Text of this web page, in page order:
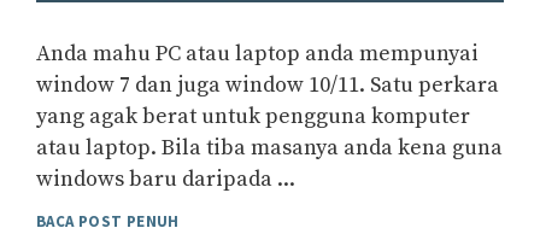
Anda mahu PC atau laptop anda mempunyai
window 7 dan juga window 10/11. Satu perkara
yang agak berat untuk pengguna komputer
atau laptop. Bila tiba masanya anda kena guna
windows baru daripada ...
BACA POST PENUH